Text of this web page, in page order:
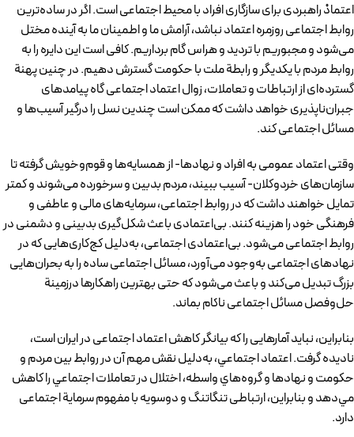
اعتمادْ راهبردی برای سازگاری افراد با محیط اجتماعی است. اگر در ساده‌ترین
روابط اجتماعی روزمره اعتماد نباشد، آرامش ما و اطمینان ما به آینده مختل
می‌شود و مجبوریم با تردید و هراس گام برداریم. کافی است این دایره را به
روابط مردم با یکدیگر و رابطة ملت با حکومت گسترش دهیم. در چنین پهنة
گسترده‌ای از ارتباطات و تعاملات، زوال اعتماد اجتماعی گاه پیامدهای
جبران‌ناپذیری خواهد داشت که ممکن است چندین نسل را درگیر آسیب‌ها و
مسائل اجتماعی کند.
وقتی اعتماد عمومی به افراد و نهادها- از همسایه‌ها و قوم‌وخویش گرفته تا
سازمان‌های خردوکلان- آسیب ببیند، مردم بدبین و سرخورده می‌شوند و کمتر
تمایل خواهند داشت که در روابط اجتماعی، سرمایه‌های مالی و عاطفی و
فرهنگی خود را هزینه کنند. بی‌اعتمادی باعث شکل‌گیری بدبینی و دشمنی در
روابط اجتماعی می‌شود. بی‌اعتمادی اجتماعی،‌ به‌دلیل کج‌کاری‌هایی که در
نهادهای اجتماعی به‌وجود می‌آورد، مسائل اجتماعی ساده را به بحران‌هایی
بزرگ تبدیل می‌کند و باعث می‌شود که حتی بهترین راهکارها درزمینة
حل‌وفصل مسائل اجتماعی ناکام بماند.
بنابراین، نباید آمارهایی را که بیانگر کاهش اعتماد اجتماعی در ایران است،
نادیده گرفت. اعتماد اجتماعي، به‌دلیل نقش مهم آن در روابط بین مردم و
حكومت و نهادها و گروه‌هاي واسطه، اختلال در تعاملات اجتماعي را كاهش
مي‌دهد و بنابراین، ارتباطی تنگاتنگ و دوسویه با مفهوم سرمایة اجتماعی
دارد.